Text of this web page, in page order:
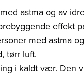
astma og av
effekt
med astma
tørr luft.
i kaldt vær. Den